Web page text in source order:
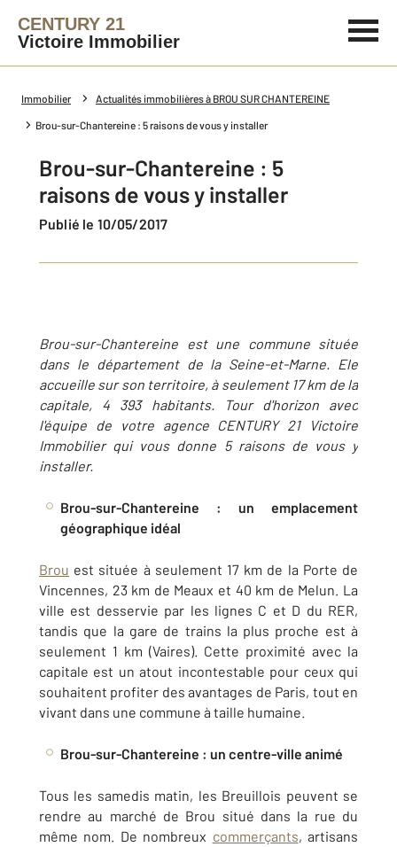
CENTURY 21
Victoire Immobilier
Immobilier Actualités immobilières à BROU SUR CHANTEREINE
Brou-sur-Chantereine : 5 raisons de vous y installer
Brou-sur-Chantereine : 5
raisons de vous y installer
Publié le 10/05/2017
Brou-sur-Chantereine est une commune située
dans le département de la Seine-et-Marne. Ele
accueille sur son territoire, à seulement 17 km de la
capitale, 4 393 habitants. Tour d'horizon avec
l'équipe de votre agence CENTURY 21 Victoire
Immobilier qui vous donne 5 raisons de vous y
installer.
Brou-sur-Chantereine : un emplacement
géographique idéal
Brou est située à seulement 17 km de la Porte de
Vincennes, 23 km de Meaux et 40 km de Melun. La
ville est desservie par les lignes C et D du RER,
tandis que la gare de trains la plus proche est à
seulement 1 km (Vaires). Cette proximité avec la
capitale est un atout incontestable pour ceux qui
souhaitent profiter des avantages de Paris, tout en
vivant dans une commune à taille humaine.
Brou-sur-Chantereine : un centre-ville animé
Tous les samedis matin, les Breuillois peuvent se
rendre au marché de Brou situé dans la rue du
même nom. De nombreux commerçants, artisans